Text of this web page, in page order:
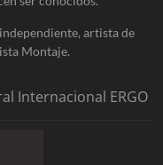
artista de
Montaje.
Internacional ERGO